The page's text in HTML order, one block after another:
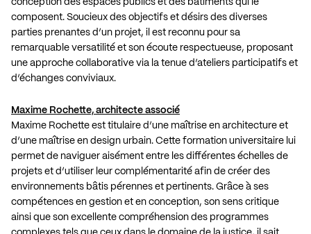
composent. Soucieux des objectifs et désirs des diverses
parties prenantes d’un projet, il est reconnu pour sa
remarquable versatilité et son écoute respectueuse, proposant
une approche collaborative via la tenue d’ateliers participatifs et
d’échanges conviviaux.
Maxime Rochette, architecte associé
Maxime Rochette est titulaire d’une maîtrise en architecture et
d’une maîtrise en design urbain. Cette formation universitaire lui
permet de naviguer aisément entre les différentes échelles de
projets et d’utiliser leur complémentarité afin de créer des
environnements bâtis pérennes et pertinents. Grâce à ses
compétences en gestion et en conception, son sens critique
ainsi que son excellente compréhension des programmes